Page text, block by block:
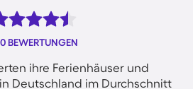
BEWERTUNGEN
ihre Ferienhäuser und
Deutschland im Durchschnitt